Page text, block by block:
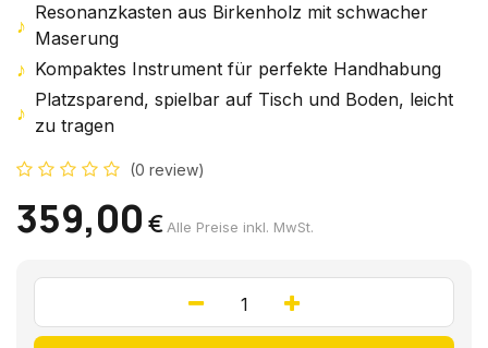
♪
Resonanzkasten aus Birkenholz mit schwacher
Maserung
♪ Kompaktes Instrument für perfekte Handhabung
♪
Platzsparend, spielbar auf Tisch und Boden, leicht
zu tragen
(0 review)
359,00 €Alle Preise inkl. MwSt.